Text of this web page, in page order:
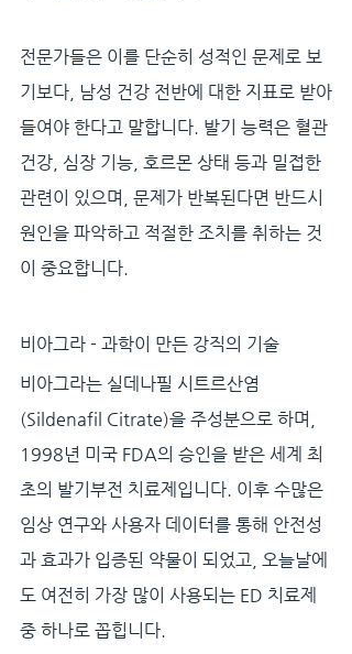
전문가들은 이를 단순히 성적인 문제로 보
기보다, 남성 건강 전반에 대한 지표로 받아
들여야 한다고 말합니다. 발기 능력은 혈관
건강, 심장 기능, 호르몬 상태 등과 밀접한
관련이 있으며, 문제가 반복된다면 반드시
원인을 파악하고 적절한 조치를 취하는 것
이 중요합니다.
비아그라 - 과학이 만든 강직의 기술
비아그라는 실데나필 시트르산염
(Sildenafil Citrate)을 주성분으로 하며,
1998년 미국 FDA의 승인을 받은 세계 최
초의 발기부전 치료제입니다. 이후 수많은
임상 연구와 사용자 데이터를 통해 안전성
과 효과가 입증된 약물이 되었고, 오늘날에
도 여전히 가장 많이 사용되는 ED 치료제
중 하나로 꼽힙니다.